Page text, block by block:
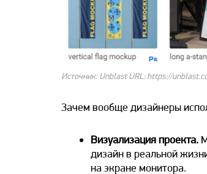
Источник: Unblast URL: https://
Зачем вообще дизайнеры
Визуализация проекта.
дизайнв реальной
на экране монитора.